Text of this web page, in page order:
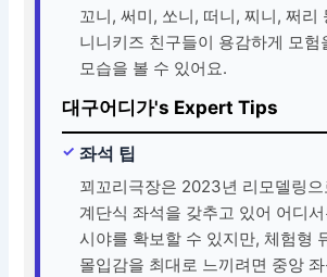
꼬니, 써미, 쏘니, 떠니, 찌니, 쩌리
니니키즈 친구들이 용감하게 모험
모습을 볼 수 있어요.
대구어디가's Expert Tips
좌석 팁
꾀꼬리극장은 2023년 리모델링
계단식 좌석을 갖추고 있어 어디
시야를 확보할 수 있지만, 체험형
몰입감을 최대로 느끼려면 중앙